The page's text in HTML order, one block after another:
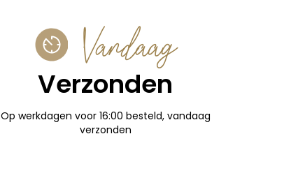
Vandaag
Verzonden
Op werkdagen voor 16:00 besteld, vandaag
verzonden